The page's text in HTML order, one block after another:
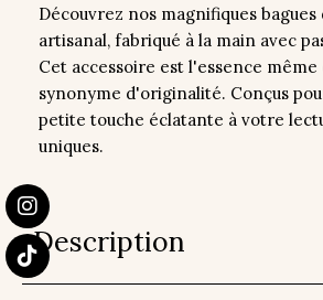
Découvrez nos magnifiques
artisanal, fabriqué à la main avec
Cet accessoire est l'essence
synonyme d'originalité. Conçus
petite touche éclatante à votre
uniques.
Description